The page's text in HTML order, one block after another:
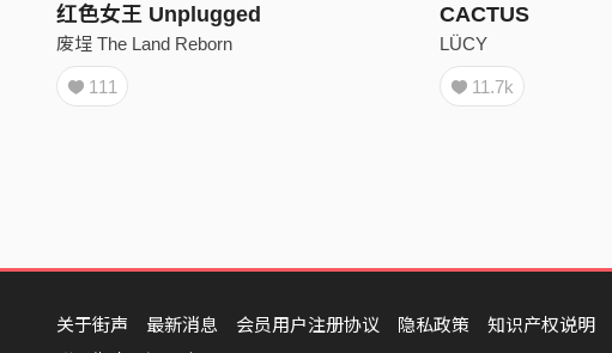
红色女王 Unplugged
废埕 The Land Reborn
111
CACTUS
LÜCY
11.7k
关于街声 最新消息 会员用户注册协议 隐私政策 知识产权说明